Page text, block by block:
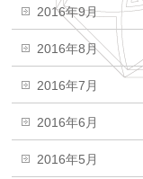
2016年9月
2016年8月
2016年7月
2016年6月
2016年5月